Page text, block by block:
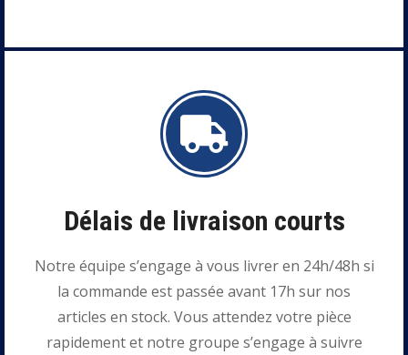
Délais de livraison courts
Notre équipe s’engage à vous livrer en 24h/48h si
la commande est passée avant 17h sur nos
articles en stock. Vous attendez votre pièce
rapidement et notre groupe s’engage à suivre